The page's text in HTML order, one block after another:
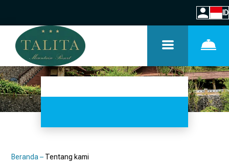
ID
Beranda– Tentang kami